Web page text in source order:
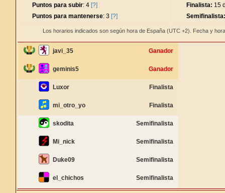
Puntos para subir: 4 [?]
Puntos para mantenerse: 3 [?]
Finalista: 15
Semifinalista:
Los horarios indicados son según hora de España (UTC +2). Fecha y
javi_35 Ganador
geminis5 Ganador
Luxor Finalista
mi_otro_yo Finalista
skodita Semifinalista
Mi_nick Semifinalista
Duke09 Semifinalista
el_chichos Semifinalista